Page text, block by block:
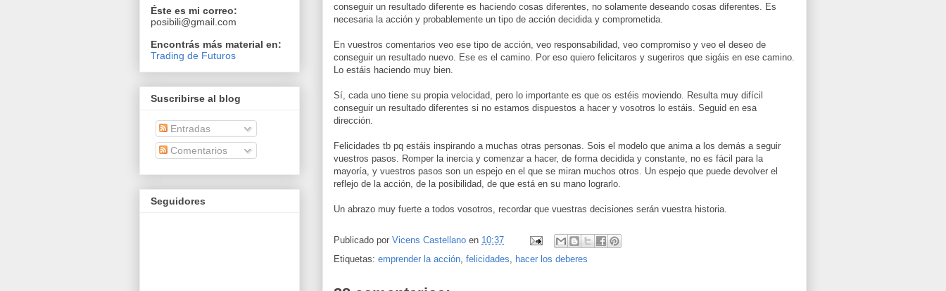
conseguir un resultado diferente es haciendo cosas diferentes, no solamente deseando cosas diferentes. Es
necesaria la acción y probablemente un tipo de acción decidida y comprometida.
En vuestros comentarios veo ese tipo de acción, veo responsabilidad, veo compromiso y veo el deseo de
conseguir un resultado nuevo. Ese es el camino. Por eso quiero felicitaros y sugeriros que sigáis en ese camino.
Lo estáis haciendo muy bien.
Sí, cada uno tiene su propia velocidad, pero lo importante es que os estéis moviendo. Resulta muy difícil
conseguir un resultado diferentes si no estamos dispuestos a hacer y vosotros lo estáis. Seguid en esa
dirección.
Felicidades tb pq estáis inspirando a muchas otras personas. Sois el modelo que anima a los demás a seguir
vuestros pasos. Romper la inercia y comenzar a hacer, de forma decidida y constante, no es fácil para la
mayoría, y vuestros pasos son un espejo en el que se miran muchos otros. Un espejo que puede devolver el
reflejo de la acción, de la posibilidad, de que está en su mano lograrlo.
Un abrazo muy fuerte a todos vosotros, recordar que vuestras decisiones serán vuestra historia.
Publicado por Vicens Castellano en 10:37
Etiquetas: emprender la acción felicidades hacer los deberes
Éste es mi correo:
posibili@gmail.com
Encontrás más material en:
Trading de Futuros
Suscribirse al blog
Entradas
Comentarios
Seguidores